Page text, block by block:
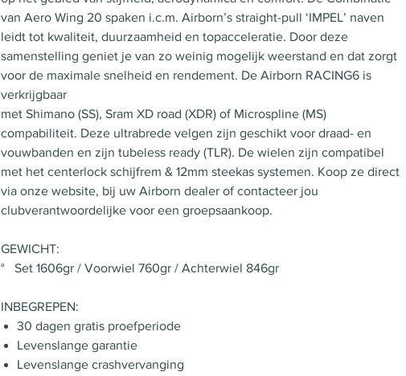
van Aero Wing 20 spaken i.c.m. Airborn’s straight-pull ‘IMPEL’ naven
leidt tot kwaliteit, duurzaamheid en topacceleratie. Door deze
samenstelling geniet je van zo weinig mogelijk weerstand en dat zorgt
voor de maximale snelheid en rendement. De Airborn RACING6 is
verkrijgbaar
met Shimano (SS), Sram XD road (XDR) of Microspline (MS)
compabiliteit. Deze ultrabrede velgen zijn geschikt voor draad- en
vouwbanden en zijn tubeless ready (TLR). De wielen zijn compatibel
met het centerlock schijfrem & 12mm steekas systemen. Koop ze direct
via onze website, bij uw Airborn dealer of contacteer jou
clubverantwoordelijke voor een groepsaankoop.
GEWICHT:
° Set 1606gr / Voorwiel 760gr / Achterwiel 846gr
INBEGREPEN:
30 dagen gratis proefperiode
Levenslange garantie
Levenslange crashvervanging